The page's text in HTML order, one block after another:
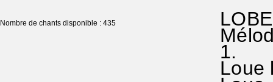
Nombre de chants disponible : 435
1.
Loue